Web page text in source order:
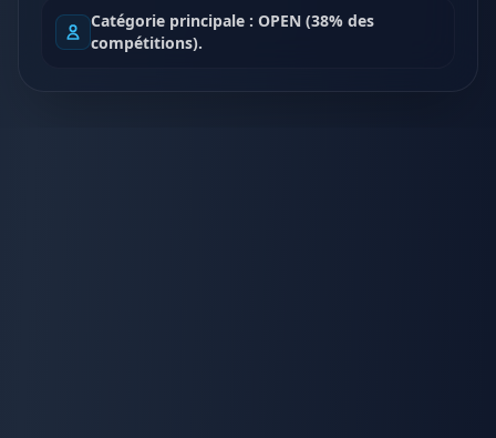
Catégorie principale : OPEN (38% des
compétitions).